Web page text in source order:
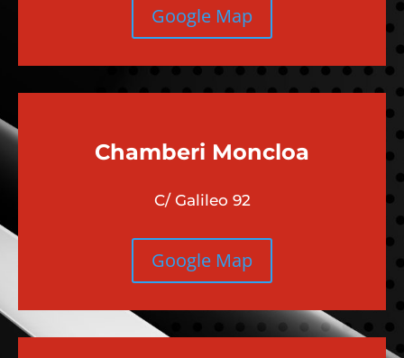
Google Map
Chamberi Moncloa
C/ Galileo 92
Google Map